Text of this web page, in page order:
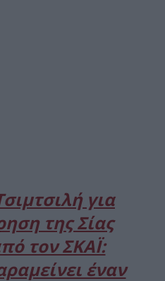
για
της Σίας
τον ΣΚΑΪ:
έναν